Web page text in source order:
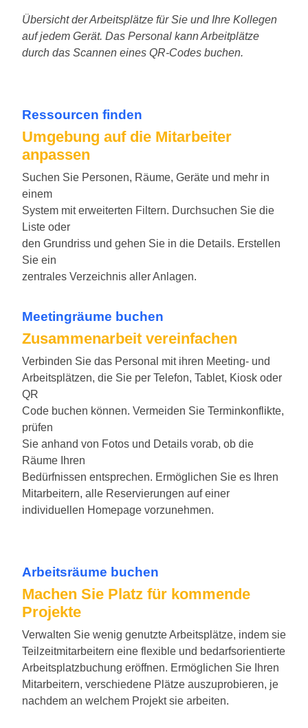
Übersicht der Arbeitsplätze für Sie und Ihre Kollegen
auf jedem Gerät. Das Personal kann Arbeitplätze
durch das Scannen eines QR-Codes buchen.
Ressourcen finden
Umgebung auf die Mitarbeiter
anpassen
Suchen Sie Personen, Räume, Geräte und mehr in
einem
System mit erweiterten Filtern. Durchsuchen Sie die
Liste oder
den Grundriss und gehen Sie in die Details. Erstellen
Sie ein
zentrales Verzeichnis aller Anlagen.
Meetingräume buchen
Zusammenarbeit vereinfachen
Verbinden Sie das Personal mit ihren Meeting- und
Arbeitsplätzen, die Sie per Telefon, Tablet, Kiosk oder
QR
Code buchen können. Vermeiden Sie Terminkonflikte,
prüfen
Sie anhand von Fotos und Details vorab, ob die
Räume Ihren
Bedürfnissen entsprechen. Ermöglichen Sie es Ihren
Mitarbeitern, alle Reservierungen auf einer
individuellen Homepage vorzunehmen.
Arbeitsräume buchen
Machen Sie Platz für kommende
Projekte
Verwalten Sie wenig genutzte Arbeitsplätze, indem sie
Teilzeitmitarbeitern eine flexible und bedarfsorientierte
Arbeitsplatzbuchung eröffnen. Ermöglichen Sie Ihren
Mitarbeitern, verschiedene Plätze auszuprobieren, je
nachdem an welchem Projekt sie arbeiten.